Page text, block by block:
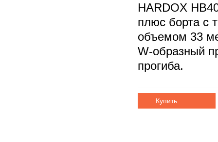
HARDOX
плюс борта с
объемом 33
W-образный
прогиба.
Купить